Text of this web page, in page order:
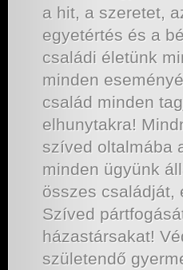
a hit, a szeretet,
egyetértés és a
családi életünk
minden
család minden
elhunytakra!
szíved oltalmába
minden ügyünk
összes családját,
Szíved
házastársakat!
születendő